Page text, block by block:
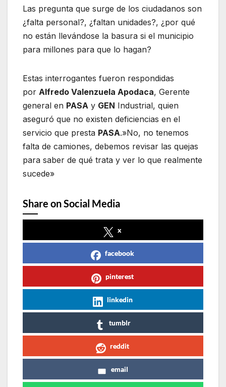
Las pregunta que surge de los ciudadanos son
¿falta personal?, ¿faltan unidades?, ¿por qué
no están llevándose la basura si el municipio
para millones para que lo hagan?
Estas interrogantes fueron respondidas
por Alfredo Valenzuela Apodaca, Gerente
general en PASA y GEN Industrial, quien
aseguró que no existen deficiencias en el
servicio que presta PASA.»No, no tenemos
falta de camiones, debemos revisar las quejas
para saber de qué trata y ver lo que realmente
sucede»
Share on Social Media
x
facebook
pinterest
linkedin
tumblr
reddit
email